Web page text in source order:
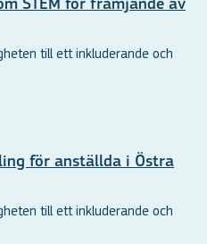
STEM för främjande av
till ett inkluderande och
för anställda i Östra
till ett inkluderande och